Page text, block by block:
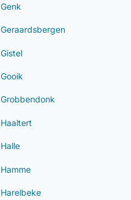
Genk
Geraardsbergen
Gistel
Gooik
Grobbendonk
Haaltert
Halle
Hamme
Harelbeke